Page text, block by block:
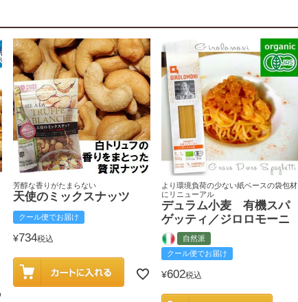
芳醇な香りがたまらない
天使のミックスナッツ
クール便でお届け
¥734税込
より環境負荷の少ない紙ベースの袋包材
にリニューアル
デュラム小麦 有機スパ
ゲッティ／ジロロモーニ
自然派
クール便でお届け
¥602税込